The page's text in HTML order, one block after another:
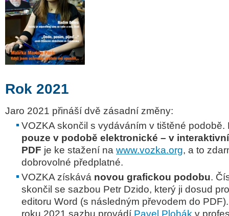
Rok 2021
Jaro 2021 přináší dvě zásadní změny:
VOZKA skončil s vydáváním v tištěné
pouze v podobě elektronické – v
PDF je ke stažení na www.vozka.org, a to
dobrovolné předplatné.
VOZKA získává novou grafickou podobu.
skončil se sazbou Petr Dzido, který ji dosud
editoru Word (s následným převodem do
roku 2021 sazbu provádí Pavel Plohák v